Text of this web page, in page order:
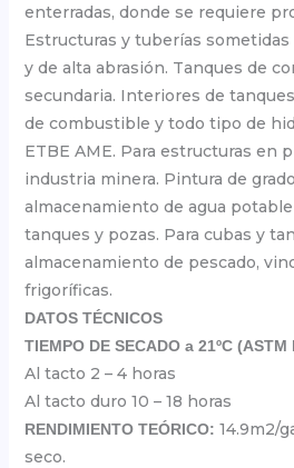
enterradas, donde se requiere
Estructuras y tuberías
y de alta abrasión. Tanques de
secundaria. Interiores de
de combustible y todo tipo de
ETBE AME. Para estructuras en
industria minera. Pintura de
almacenamiento de agua
tanques y pozas. Para cubas y
almacenamiento de pescado,
frigoríficas.
DATOS TÉCNICOS
TIEMPO DE SECADO a 21ºC (ASTM
Al tacto 2 – 4 horas
Al tacto duro 10 – 18 horas
RENDIMIENTO TEÓRICO: 14.9m2/
seco.